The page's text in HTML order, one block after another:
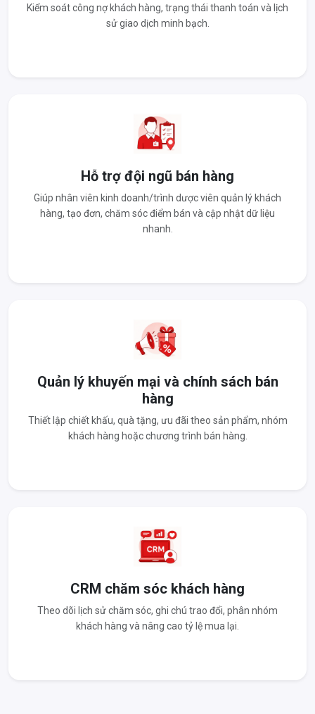
Kiểm soát công nợ khách hàng, trạng thái thanh toán và lịch
sử giao dịch minh bạch.
Hỗ trợ đội ngũ bán hàng
Giúp nhân viên kinh doanh/trình dược viên quản lý khách
hàng, tạo đơn, chăm sóc điểm bán và cập nhật dữ liệu
nhanh.
Quản lý khuyến mại và chính sách bán
hàng
Thiết lập chiết khấu, quà tặng, ưu đãi theo sản phẩm, nhóm
khách hàng hoặc chương trình bán hàng.
CRM chăm sóc khách hàng
Theo dõi lịch sử chăm sóc, ghi chú trao đổi, phân nhóm
khách hàng và nâng cao tỷ lệ mua lại.